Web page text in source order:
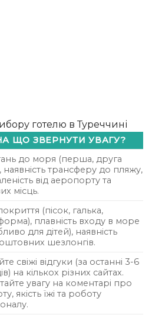
готелю в Туреччині
ЩО ЗВЕРНУТИ УВАГУ?
до моря (перша, друга
наявність трансферу до пляжу,
від аеропорту та
місць.
(пісок, галька,
плавність входу в море
для дітей), наявність
шезлонгів.
свіжі відгуки (за останні 3-6
на кількох різних сайтах.
увагу на коментарі про
якість їжі та роботу